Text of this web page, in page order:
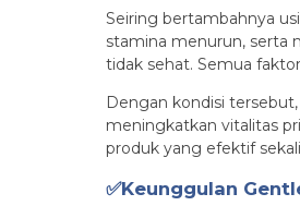
Seiring bertambahnya
stamina menurun, serta
tidak sehat. Semua
Dengan kondisi
meningkatkan vitalitas
produk yang efektif
✅Keunggulan